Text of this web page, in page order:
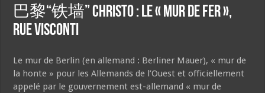
巴黎“铁墙” Christo : Le « Mur de Fer »,
rue Visconti
Le mur de Berlin (en allemand : Berliner Mauer), « mur de
la honte » pour les Allemands de l’Ouest et officiellement
appelé par le gouvernement est-allemand « mur de